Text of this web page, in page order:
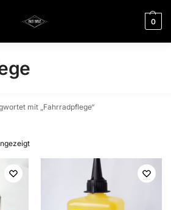
0
mit „Fahrradpflege“